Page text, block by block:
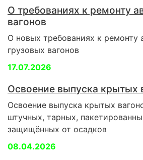
О требованиях к ремонту
вагонов
О новых требованиях к ремонту
грузовых вагонов
17.07.2026
Освоение выпуска крытых
Освоение выпуска крытых
штучных, тарных,
защищённых от осадков
08.04.2026